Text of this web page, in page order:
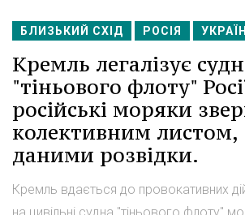
БЛИЗЬКИЙ СХІД РОСІЯ
Кремль легалізує
"тіньового флоту"
російські моряки
колективним листом,
даними розвідки.
Кремль вдається до провокативних